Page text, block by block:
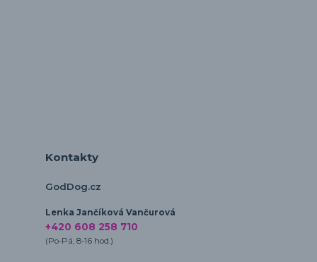
Kontakty
GodDog.cz
Lenka Jančíková Vančurová
+420 608 258 710
(Po-Pá, 8-16 hod.)